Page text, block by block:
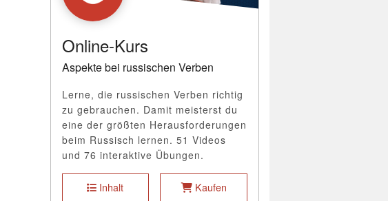
Online-Kurs
Aspekte bei russischen Verben
Lerne, die russischen Verben richtig
zu gebrauchen. Damit meisterst du
eine der größten Herausforderungen
beim Russisch lernen. 51 Videos
und 76 interaktive Übungen.
Inhalt Kaufen